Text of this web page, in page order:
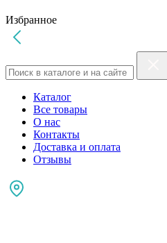
Избранное
Каталог
Все товары
О нас
Контакты
Доставка и оплата
Отзывы